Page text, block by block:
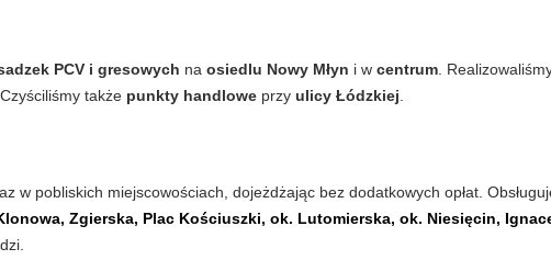
PCV i gresowych na osiedlu Nowy Młyn i w centrum .
także punkty handlowe przy ulicy Łódzkiej
w pobliskich miejscowościach, dojeżdżając bez dodatkowych opłat.
Zgierska, Plac Kościuszki, ok. Lutomierska, ok. Niesięcin,